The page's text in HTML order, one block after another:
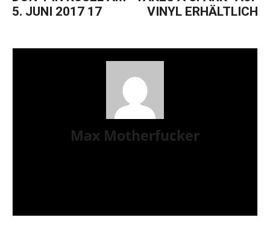
5. JUNI 2017 17
VINYL ERHÄLTLICH
Max Motherfucker